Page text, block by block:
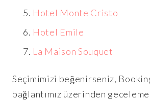
Hotel Monte Cristo
Hotel Emile
La Maison Souquet
Seçimimizi beğenirseniz,
bağlantımız üzerinden geceleme